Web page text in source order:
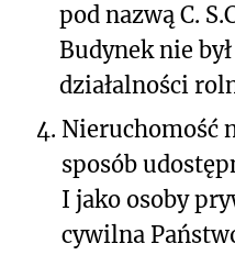
pod nazwą C.
Budynek nie
działalności
4. Nieruchomość
sposób
I jako osoby
cywilna